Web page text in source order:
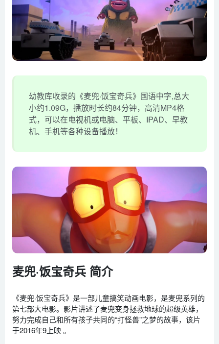
幼教库收录的《麦兜·饭宝奇兵》国语中字,总大
小约1.09G，播放时长约84分钟，高清MP4格
式，可以在电视机或电脑、平板、IPAD、早教
机、手机等各种设备播放！
麦兜·饭宝奇兵 简介
《麦兜·饭宝奇兵》是一部儿童搞笑动画电影，是麦兜系列的
第七部大电影。影片讲述了麦兜变身拯救地球的超级英雄，
努力完成自己和所有孩子共同的“打怪兽”之梦的故事，该片
于2016年9上映 。